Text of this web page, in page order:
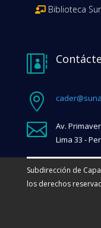
Biblioteca



Av.
Lima 33 -
Subdirección de
los derechos